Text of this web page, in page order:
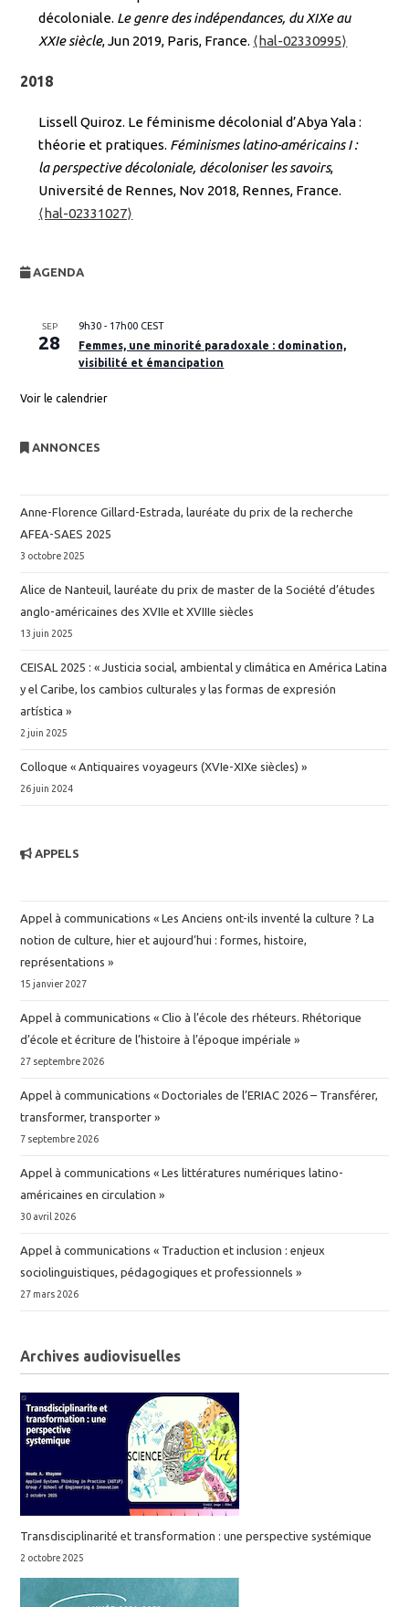
décoloniale. Le genre des indépendances, du XIXe au
XXIe siècle, Jun 2019, Paris, France. ⟨hal-02330995⟩
2018
Lissell Quiroz. Le féminisme décolonial d’Abya Yala :
théorie et pratiques. Féminismes latino-américains I :
la perspective décoloniale, décoloniser les savoirs,
Université de Rennes, Nov 2018, Rennes, France.
⟨hal-02331027⟩
AGENDA
SEP
28
9h30 - 17h00 CEST
Femmes, une minorité paradoxale : domination,
visibilité et émancipation
Voir le calendrier
ANNONCES
Anne-Florence Gillard-Estrada, lauréate du prix de la recherche
AFEA-SAES 2025
3 octobre 2025
Alice de Nanteuil, lauréate du prix de master de la Société d’études
anglo-américaines des XVIIe et XVIIIe siècles
13 juin 2025
CEISAL 2025 : « Justicia social, ambiental y climática en América Latina
y el Caribe, los cambios culturales y las formas de expresión
artística »
2 juin 2025
Colloque « Antiquaires voyageurs (XVIe-XIXe siècles) »
26 juin 2024
APPELS
Appel à communications « Les Anciens ont-ils inventé la culture ? La
notion de culture, hier et aujourd’hui : formes, histoire,
représentations »
15 janvier 2027
Appel à communications « Clio à l’école des rhéteurs. Rhétorique
d’école et écriture de l’histoire à l’époque impériale »
27 septembre 2026
Appel à communications « Doctoriales de l’ERIAC 2026 – Transférer,
transformer, transporter »
7 septembre 2026
Appel à communications « Les littératures numériques latino-
américaines en circulation »
30 avril 2026
Appel à communications « Traduction et inclusion : enjeux
sociolinguistiques, pédagogiques et professionnels »
27 mars 2026
Archives audiovisuelles
Transdisciplinarité et transformation : une perspective systémique
2 octobre 2025